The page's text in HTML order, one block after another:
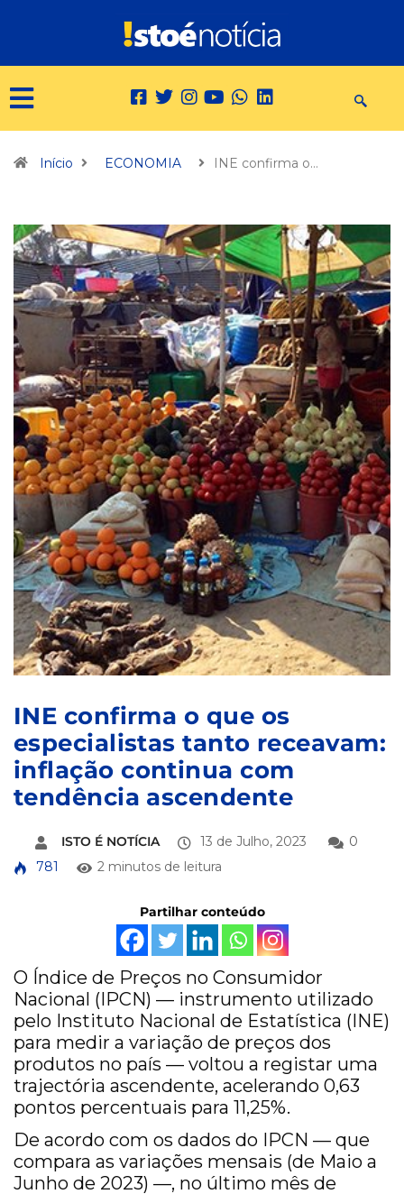
Início ECONOMIA INE confirma o…
INE confirma o que os
especialistas tanto receavam:
inflação continua com
tendência ascendente
ISTO É NOTÍCIA 13 de Julho, 2023
0
781
2 minutos de leitura
Partilhar conteúdo
O Índice de Preços no Consumidor
Nacional (IPCN) — instrumento utilizado
pelo Instituto Nacional de Estatística (INE)
para medir a variação de preços dos
produtos no país — voltou a registar uma
trajectória ascendente, acelerando 0,63
pontos percentuais para 11,25%.
De acordo com os dados do IPCN — que
compara as variações mensais (de Maio a
Junho de 2023) —, no último mês de